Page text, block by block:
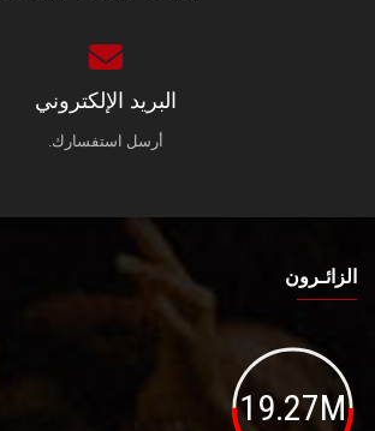
البريد الإلكتروني
أرسل استفسارك.
الزائـرون
19.27M